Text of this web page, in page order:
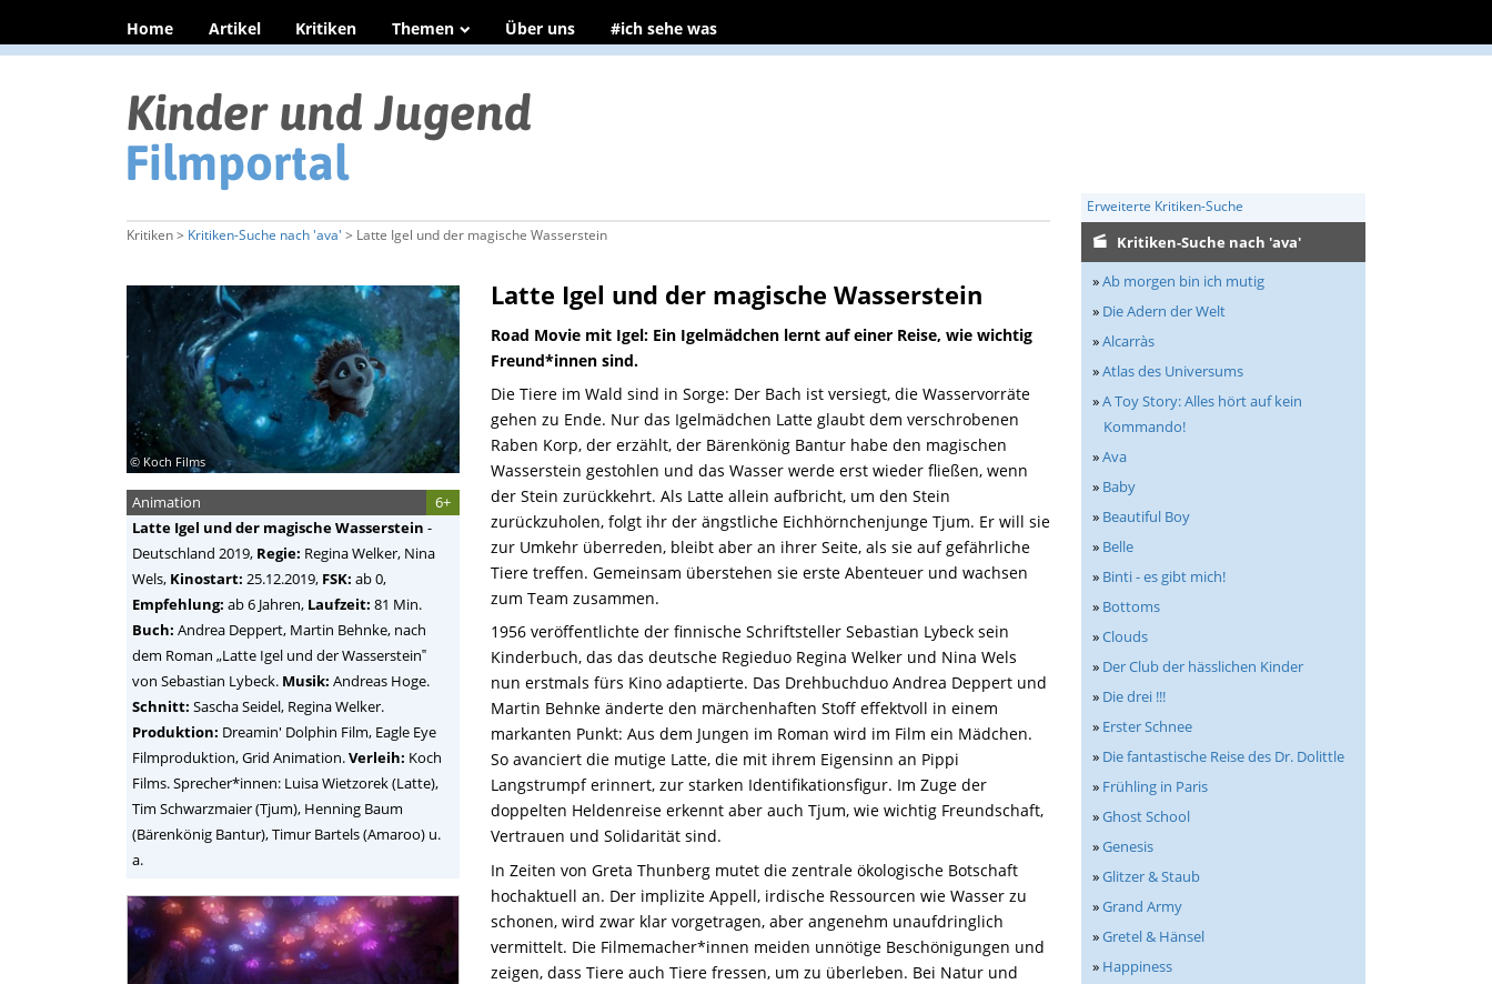
Home Artikel Kritiken Themen Über uns #ich sehe was
Erweiterte Kritiken-Suche
Kritiken > Kritiken-Suche nach 'ava' > Latte Igel und der magische Wasserstein
Latte Igel und der magische Wasserstein
Road Movie mit Igel: Ein Igelmädchen lernt auf einer Reise, wie wichtig
Freund*innen sind.
Die Tiere im Wald sind in Sorge: Der Bach ist versiegt, die Wasservorräte
gehen zu Ende. Nur das Igelmädchen Latte glaubt dem verschrobenen
Raben Korp, der erzählt, der Bärenkönig Bantur habe den magischen
Wasserstein gestohlen und das Wasser werde erst wieder fließen, wenn
der Stein zurückkehrt. Als Latte allein aufbricht, um den Stein
zurückzuholen, folgt ihr der ängstliche Eichhörnchenjunge Tjum. Er will sie
zur Umkehr überreden, bleibt aber an ihrer Seite, als sie auf gefährliche
Tiere treffen. Gemeinsam überstehen sie erste Abenteuer und wachsen
zum Team zusammen.
1956 veröffentlichte der finnische Schriftsteller Sebastian Lybeck sein
Kinderbuch, das das deutsche Regieduo Regina Welker und Nina Wels
nun erstmals fürs Kino adaptierte. Das Drehbuchduo Andrea Deppert und
Martin Behnke änderte den märchenhaften Stoff effektvoll in einem
markanten Punkt: Aus dem Jungen im Roman wird im Film ein Mädchen.
So avanciert die mutige Latte, die mit ihrem Eigensinn an Pippi
Langstrumpf erinnert, zur starken Identifikationsfigur. Im Zuge der
doppelten Heldenreise erkennt aber auch Tjum, wie wichtig Freundschaft,
Vertrauen und Solidarität sind.
In Zeiten von Greta Thunberg mutet die zentrale ökologische Botschaft
hochaktuell an. Der implizite Appell, irdische Ressourcen wie Wasser zu
schonen, wird zwar klar vorgetragen, aber angenehm unaufdringlich
vermittelt. Die Filmemacher*innen meiden unnötige Beschönigungen und
zeigen, dass Tiere auch Tiere fressen, um zu überleben. Bei Natur und
© Koch Films
6+
Animation
Latte Igel und der magische Wasserstein -
Deutschland 2019, Regie: Regina Welker, Nina
Wels, Kinostart: 25.12.2019, FSK: ab 0,
Empfehlung: ab 6 Jahren, Laufzeit: 81 Min.
Buch: Andrea Deppert, Martin Behnke, nach
dem Roman „Latte Igel und der Wasserstein‟
von Sebastian Lybeck. Musik: Andreas Hoge.
Schnitt: Sascha Seidel, Regina Welker.
Produktion: Dreamin' Dolphin Film, Eagle Eye
Filmproduktion, Grid Animation.Verleih: Koch
Films. Sprecher*innen: Luisa Wietzorek (Latte),
Tim Schwarzmaier (Tjum), Henning Baum
(Bärenkönig Bantur), Timur Bartels (Amaroo) u.
a.
Kritiken-Suche nach 'ava'
»Ab morgen bin ich mutig
» Die Adern der Welt
»Alcarràs
»Atlas des Universums
»A Toy Story: Alles hört auf kein
Kommando!
»Ava
» Baby
» Beautiful Boy
» Belle
» Binti - es gibt mich!
» Bottoms
»Clouds
» Der Club der hässlichen Kinder
» Die drei !!!
» Erster Schnee
» Die fantastische Reise des Dr. Dolittle
» Frühling in Paris
»Ghost School
»Genesis
»Glitzer & Staub
»Grand Army
»Gretel & Hänsel
» Happiness